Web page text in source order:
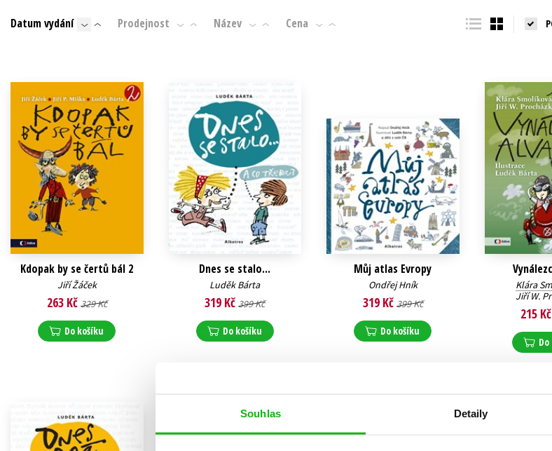
Souhlas Detaily
Beletrie pro děti
Byznys a ekonomie
Jazyky
Komiks
Populárně - naučné pro děti
Young
Všechny tituly
Datum vydání Prodejnost Název Cena
Kdopak by se čertů bál 2
Jiří Žáček
263 Kč 329 Kč
Do košíku
Dnes se stalo...
Luděk Bárta
319 Kč399 Kč
Do košíku
Můj atlas Evropy
Ondřej Hník
319 Kč 399 Kč
Do košíku
Klára
Jiří W.
215